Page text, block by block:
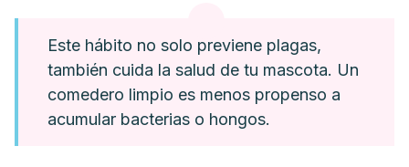
Este hábito no solo previene plagas,
también cuida la salud de tu mascota. Un
comedero limpio es menos propenso a
acumular bacterias o hongos.